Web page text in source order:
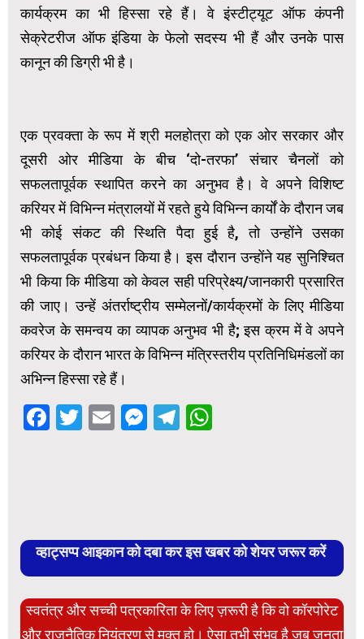
कार्यक्रम का भी हिस्सा रहे हैं। वे इंस्टीट्यूट ऑफ कंपनी
सेक्रेटरीज ऑफ इंडिया के फेलो सदस्य भी हैं और उनके पास
कानून की डिग्री भी है।
एक प्रवक्ता के रूप में श्री मलहोत्रा को एक ओर सरकार और
दूसरी ओर मीडिया के बीच ‘दो-तरफा’ संचार चैनलों को
सफलतापूर्वक स्थापित करने का अनुभव है। वे अपने विशिष्ट
करियर में विभिन्न मंत्रालयों में रहते हुये विभिन्न कार्यों के दौरान जब
भी कोई संकट की स्थिति पैदा हुई है, तो उन्होंने उसका
सफलतापूर्वक प्रबंधन किया है। इस दौरान उन्होंने यह सुनिश्चित
भी किया कि मीडिया को केवल सही परिप्रेक्ष्य/जानकारी प्रसारित
की जाए। उन्हें अंतर्राष्ट्रीय सम्मेलनों/कार्यक्रमों के लिए मीडिया
कवरेज के समन्वय का व्यापक अनुभव भी है; इस क्रम में वे अपने
करियर के दौरान भारत के विभिन्न मंत्रिस्तरीय प्रतिनिधिमंडलों का
अभिन्न हिस्सा रहे हैं।
Facebook
Twitter
EmailMessenger
Telegram
व्हाट्सप्प आइकान को दबा कर इस खबर को शेयर जरूर करें
स्वतंत्र और सच्ची पत्रकारिता के लिए ज़रूरी है कि वो कॉरपोरेट
और राजनैतिक नियंत्रण से मुक्त हो। ऐसा तभी संभव है जब जनता